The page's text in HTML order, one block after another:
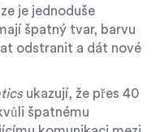
je jednoduše
špatný tvar, barvu
odstranit a dát nové
ukazují, že přes 40
špatnému